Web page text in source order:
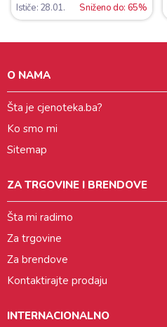
Ističe: 28.01. Sniženo do: 65%
O NAMA
Šta je cjenoteka.ba?
Ko smo mi
Sitemap
ZA TRGOVINE I BRENDOVE
Šta mi radimo
Za trgovine
Za brendove
Kontaktirajte prodaju
INTERNACIONALNO